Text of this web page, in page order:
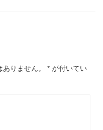
りません。 * が付いてい